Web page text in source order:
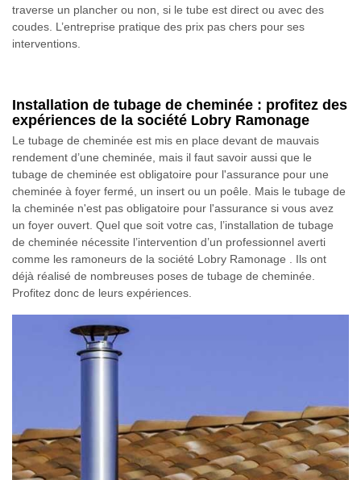
traverse un plancher ou non, si le tube est direct ou avec des
coudes. L’entreprise pratique des prix pas chers pour ses
interventions.
Installation de tubage de cheminée : profitez des
expériences de la société Lobry Ramonage
Le tubage de cheminée est mis en place devant de mauvais
rendement d’une cheminée, mais il faut savoir aussi que le
tubage de cheminée est obligatoire pour l'assurance pour une
cheminée à foyer fermé, un insert ou un poêle. Mais le tubage de
la cheminée n'est pas obligatoire pour l'assurance si vous avez
un foyer ouvert. Quel que soit votre cas, l’installation de tubage
de cheminée nécessite l’intervention d’un professionnel averti
comme les ramoneurs de la société Lobry Ramonage . Ils ont
déjà réalisé de nombreuses poses de tubage de cheminée.
Profitez donc de leurs expériences.